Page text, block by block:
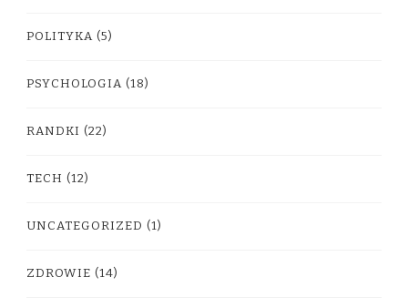
POLITYKA (5)
PSYCHOLOGIA (18)
RANDKI (22)
TECH (12)
UNCATEGORIZED (1)
ZDROWIE (14)